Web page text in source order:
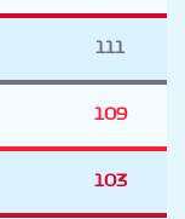
111
109
103